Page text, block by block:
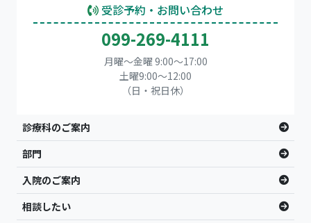
受診予約・お問い合わせ
099-269-4111
月曜～金曜 9:00～17:00
土曜9:00〜12:00
（日・祝日休）
診療科のご案内
部門
入院のご案内
相談したい